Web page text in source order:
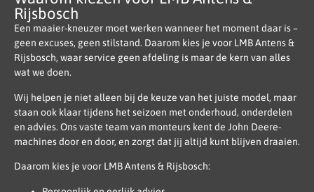
Rijsbosch
Een maaier-kneuzer moet werken wanneer het moment daar is –
geen excuses, geen stilstand. Daarom kies je voor LMB Antens &
Rijsbosch, waar service geen afdeling is maar de kern van alles
wat we doen.
Wij helpen je niet alleen bij de keuze van het juiste model, maar
staan ook klaar tijdens het seizoen met onderhoud, onderdelen
en advies. Ons vaste team van monteurs kent de John Deere-
machines door en door, en zorgt dat jij altijd kunt blijven draaien.
Daarom kies je voor LMB Antens & Rijsbosch: